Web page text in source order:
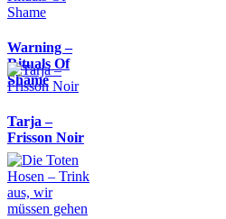
Warning –
Rituals Of
Shame
Tarja –
Frisson Noir